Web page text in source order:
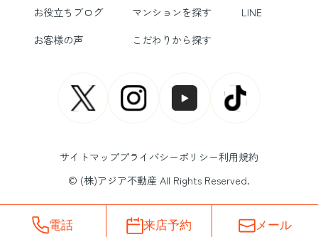
お役立ちブログ
マンションを探す
LINE
お客様の声
こだわりから探す
サイトマッププライバシーポリシー利用規約
© (株)アジア不動産 All Rights Reserved.
電話 来店予約 メール